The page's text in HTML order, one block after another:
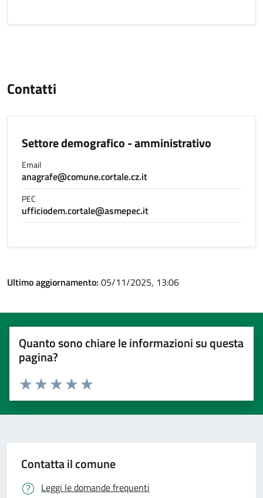
Contatti
Settore demografico - amministrativo
Email
anagrafe@comune.cortale.cz.it
PEC
ufficiodem.cortale@asmepec.it
Ultimo aggiornamento: 05/11/2025, 13:06
Quanto sono chiare le informazioni su questa
pagina?
Valuta 5 stelle su 5
Valuta 4 stelle su 5
Valuta 3 stelle su 5
Valuta 2 stelle su 5
Valuta 1 stelle su 5
Contatta il comune
Leggi le domande frequenti